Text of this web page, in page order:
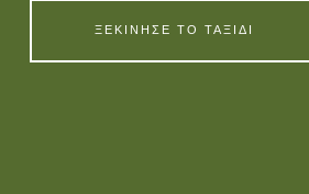
ΞΕΚΙΝΗΣΕ ΤΟ ΤΑΞΙΔΙ